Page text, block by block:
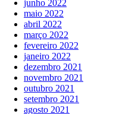
junho 2022
maio 2022
abril 2022
março 2022
fevereiro 2022
janeiro 2022
dezembro 2021
novembro 2021
outubro 2021
setembro 2021
agosto 2021